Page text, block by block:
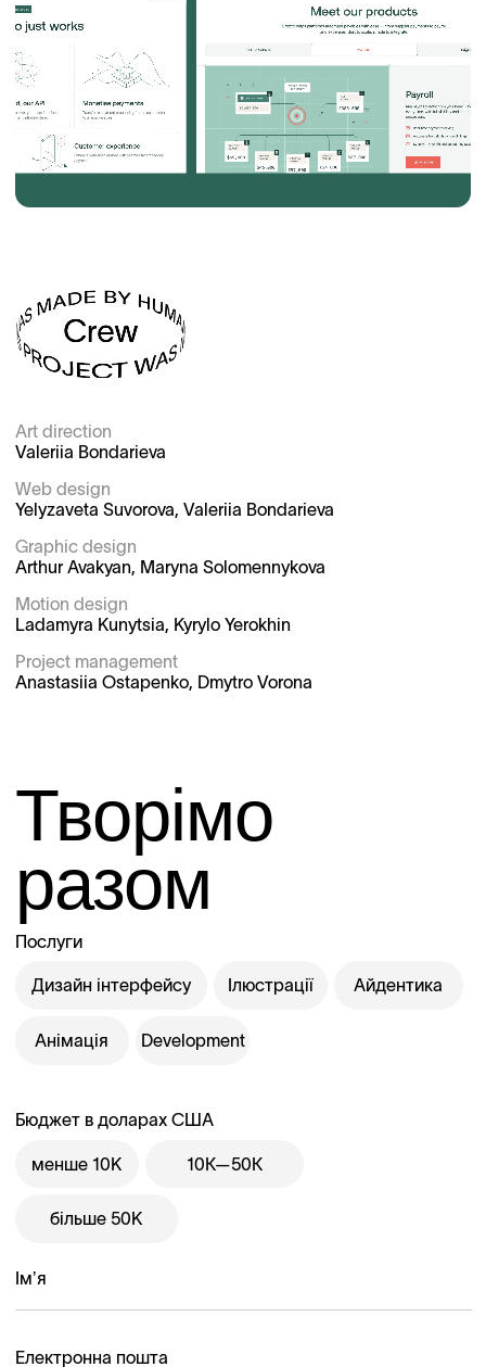
Art direction
Web design
Graphic design
Motion design
Project management
Valeriia Bondarieva
Yelyzaveta Suvorova, Valeriia Bondarieva
Arthur Avakyan, Maryna Solomennykova
Ladamyra Kunytsia, Kyrylo Yerokhin
Anastasiia Ostapenko, Dmytro Vorona
Послуги
Дизайн інтерфейсу Ілюстрації Айдентика
Анімація Development
Бюджет в доларах США
менше 10K 10К—50К
більше 50K
Творімо
разом